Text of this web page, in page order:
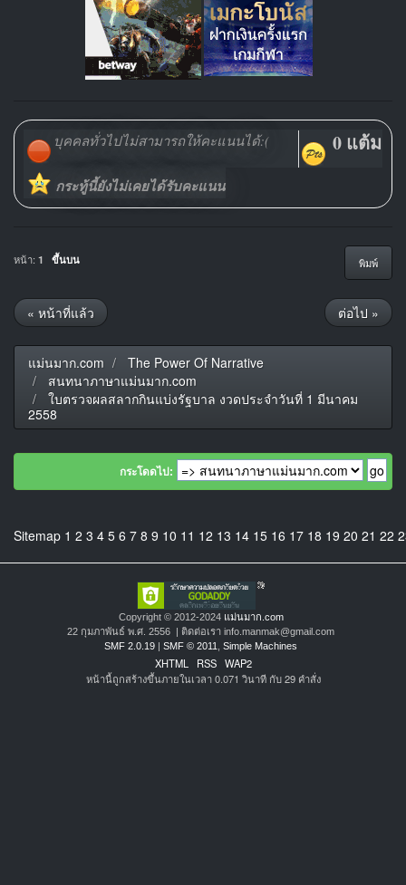
บุคคลทั่วไปไม่สามารถให้คะแนนได้:( 0 แต้ม
กระทู้นี้ยังไม่เคยได้รับคะแนน
พิมพ์
หน้า: 1 ขึ้นบน
« หน้าที่แล้ว ต่อไป »
แม่นมาก.com
The Power Of Narrative
สนทนาภาษาแม่นมาก.com
ใบตรวจผลสลากกินแบ่งรัฐบาล งวดประจำวันที่ 1 มีนาคม
2558
กระโดดไป:
Sitemap 1 2 3 4 5 6 7 8 9 10 11 12 13 14 15 16 17 18 19 20 21 22
Copyright © 2012-2024 แม่นมาก.com
22 กุมภาพันธ์ พ.ศ. 2556 | ติดต่อเรา info.manmak@gmail.com
SMF 2.0.19
SMF © 2011 Simple Machines
XHTML RSS WAP2
หน้านี้ถูกสร้างขึ้นภายในเวลา 0.071 วินาที กับ 29 คำสั่ง